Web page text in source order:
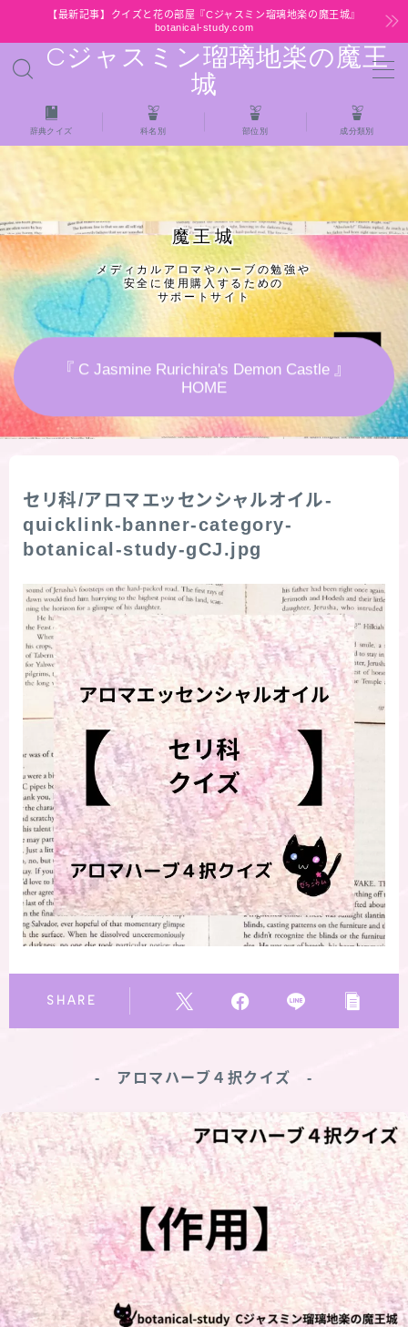
【最新記事】クイズと花の部屋『Cジャスミン瑠璃地楽の魔王城』
botanical-study.com
Cジャスミン瑠璃地楽の魔王
城
MENU
HOME
【最新】クイズと花の部屋
★全種/アロマハーブスパイス基材 プチ辞典ク
イズ＆プチ辞典
★アロマ検定＋αクイズ
★アロマハーブ傾向チェック
秘密部屋
お知らせ
公式ウェブサイト『Botanical Study』
Cジャスミン瑠璃地楽の主な活動先リンク集
プロフィール
アロマハーブアンケート
おすすめ商品＆レビュー
★スペシャルアロマハーブ４択クイズ (kindle出
版限定)
FAQ
お問い合わせ
サイトマップ
辞典クイズ 科名別 部位別 成分類別
魔王城
メディカルアロマやハーブの勉強や
安全に使用購入するための
サポートサイト
『 C Jasmine Rurichira's Demon Castle 』
HOME
セリ科/アロマエッセンシャルオイル-
quicklink-banner-category-
botanical-study-gCJ.jpg
SHARE
‐ アロマハーブ４択クイズ ‐